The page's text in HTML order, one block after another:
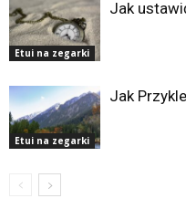
Etui na zegarki
Jak
Etui na zegarki
Jak